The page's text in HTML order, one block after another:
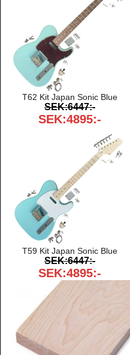
T62 Kit Japan Sonic Blue
SEK:6447:-
SEK:4895:-
T59 Kit Japan Sonic Blue
SEK:6447:-
SEK:4895:-